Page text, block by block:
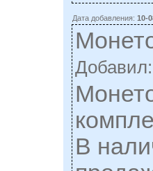
Дата добавления:10-
В